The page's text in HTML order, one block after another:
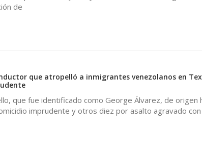
de
que atropelló a inmigrantes venezolanos en
que fue identificado como George Álvarez, de origen
imprudente y otros diez por asalto agravado